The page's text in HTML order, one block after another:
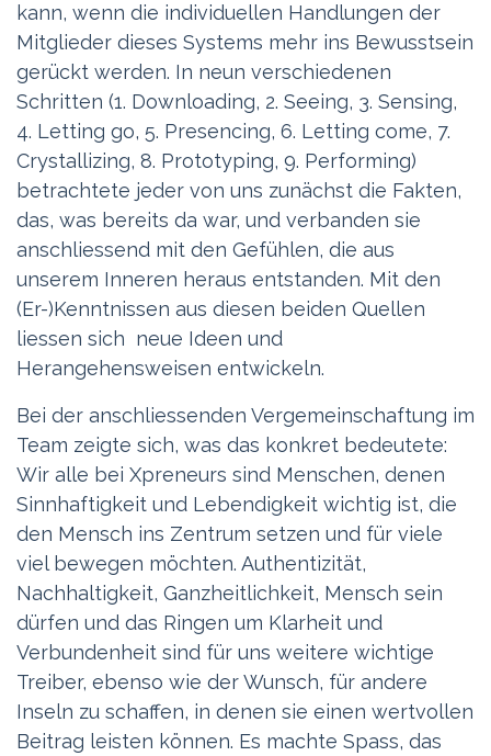
kann, wenn die individuellen Handlungen der
Mitglieder dieses Systems mehr ins Bewusstsein
gerückt werden. In neun verschiedenen
Schritten (1. Downloading, 2. Seeing, 3. Sensing,
4. Letting go, 5. Presencing, 6. Letting come, 7.
Crystallizing, 8. Prototyping, 9. Performing)
betrachtete jeder von uns zunächst die Fakten,
das, was bereits da war, und verbanden sie
anschliessend mit den Gefühlen, die aus
unserem Inneren heraus entstanden. Mit den
(Er-)Kenntnissen aus diesen beiden Quellen
liessen sich neue Ideen und
Herangehensweisen entwickeln.
Bei der anschliessenden Vergemeinschaftung im
Team zeigte sich, was das konkret bedeutete:
Wir alle bei Xpreneurs sind Menschen, denen
Sinnhaftigkeit und Lebendigkeit wichtig ist, die
den Mensch ins Zentrum setzen und für viele
viel bewegen möchten. Authentizität,
Nachhaltigkeit, Ganzheitlichkeit, Mensch sein
dürfen und das Ringen um Klarheit und
Verbundenheit sind für uns weitere wichtige
Treiber, ebenso wie der Wunsch, für andere
Inseln zu schaffen, in denen sie einen wertvollen
Beitrag leisten können. Es machte Spass, das